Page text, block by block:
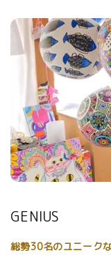
GENIUS
総勢30名のユニーク